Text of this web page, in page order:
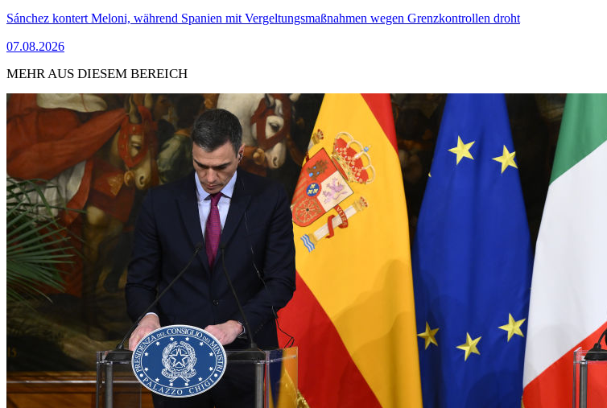
Sánchez kontert Meloni, während Spanien mit Vergeltungsmaßnahmen wegen Grenzkontrollen droht
07.08.2026
MEHR AUS DIESEM BEREICH